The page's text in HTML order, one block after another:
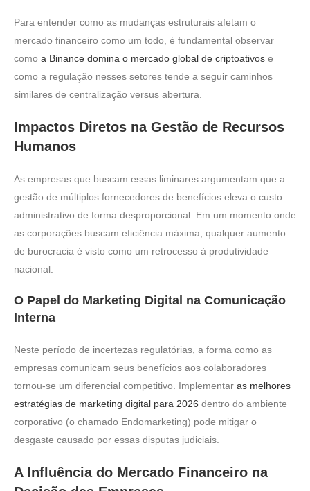
Para entender como as mudanças estruturais afetam o
mercado financeiro como um todo, é fundamental observar
como a Binance domina o mercado global de criptoativos e
como a regulação nesses setores tende a seguir caminhos
similares de centralização versus abertura.
Impactos Diretos na Gestão de Recursos
Humanos
As empresas que buscam essas liminares argumentam que a
gestão de múltiplos fornecedores de benefícios eleva o custo
administrativo de forma desproporcional. Em um momento onde
as corporações buscam eficiência máxima, qualquer aumento
de burocracia é visto como um retrocesso à produtividade
nacional.
O Papel do Marketing Digital na Comunicação
Interna
Neste período de incertezas regulatórias, a forma como as
empresas comunicam seus benefícios aos colaboradores
tornou-se um diferencial competitivo. Implementar as melhores
estratégias de marketing digital para 2026 dentro do ambiente
corporativo (o chamado Endomarketing) pode mitigar o
desgaste causado por essas disputas judiciais.
A Influência do Mercado Financeiro na